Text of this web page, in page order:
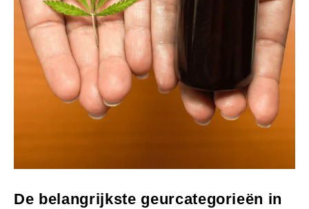
De belangrijkste geurcategorieën in